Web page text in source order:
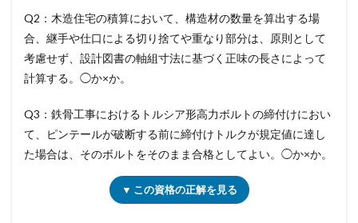
Q2：木造住宅の積算において、構造材の数量を算出する場
合、継手や仕口による切り捨てや重なり部分は、原則として
考慮せず、設計図書の軸組寸法に基づく正味の長さによって
計算する。◯か×か。
Q3：鉄骨工事におけるトルシア形高力ボルトの締付けにおい
て、ピンテールが破断する前に締付けトルクが規定値に達し
た場合は、そのボルトをそのまま合格としてよい。◯か×か。
▼ この資格の正解を見る